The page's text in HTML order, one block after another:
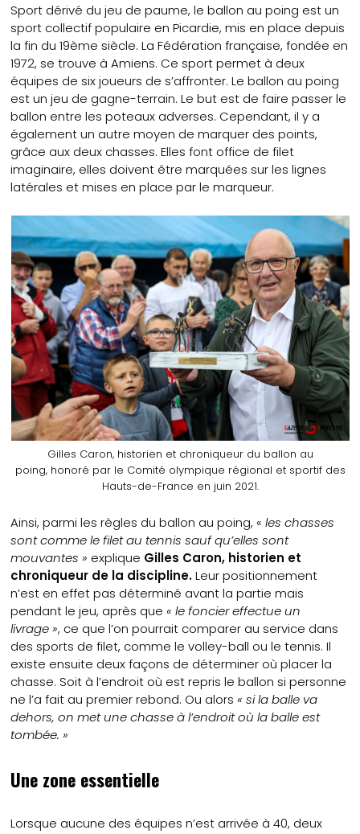
Sport dérivé du jeu de paume, le ballon au poing est un
sport collectif populaire en Picardie, mis en place depuis
la fin du 19ème siècle. La Fédération française, fondée en
1972, se trouve à Amiens. Ce sport permet à deux
équipes de six joueurs de s’affronter. Le ballon au poing
est un jeu de gagne-terrain. Le but est de faire passer le
ballon entre les poteaux adverses. Cependant, il y a
également un autre moyen de marquer des points,
grâce aux deux chasses. Elles font office de filet
imaginaire, elles doivent être marquées sur les lignes
latérales et mises en place par le marqueur.
Gilles Caron, historien et chroniqueur du ballon au
poing, honoré par le Comité olympique régional et sportif des
Hauts-de-France en juin 2021.
Ainsi, parmi les règles du ballon au poing, «les chasses
sont comme le filet au tennis sauf qu’elles sont
mouvantes » explique Gilles Caron, historien et
chroniqueur de la discipline.Leur positionnement
n’est en effet pas déterminé avant la partie mais
pendant le jeu, après que« le foncier effectue un
livrage », ce que l’on pourrait comparer au service dans
des sports de filet, comme le volley-ball ou le tennis. Il
existe ensuite deux façons de déterminer où placer la
chasse. Soit à l’endroit où est repris le ballon si personne
ne l’a fait au premier rebond. Ou alors« si la balle va
dehors, on met une chasse à l’endroit où la balle est
tombée. »
Une zone essentielle
Lorsque aucune des équipes n’est arrivée à 40, deux